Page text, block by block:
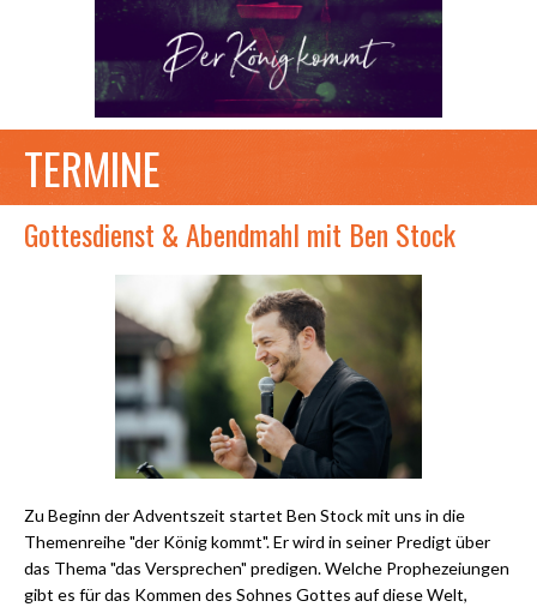
TERMINE
Gottesdienst & Abendmahl mit Ben Stock
Zu Beginn der Adventszeit startet Ben Stock mit uns in die
Themenreihe "der König kommt". Er wird in seiner Predigt über
das Thema "das Versprechen" predigen. Welche Prophezeiungen
gibt es für das Kommen des Sohnes Gottes auf diese Welt,